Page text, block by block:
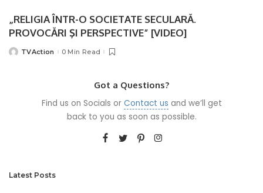
„RELIGIA ÎNTR-O SOCIETATE SECULARĂ.
PROVOCĂRI ŞI PERSPECTIVE” [VIDEO]
PostedTVAction 0 Min Read
Got a Questions?
Find us on Socials or Contact us and we’ll get
back to you as soon as possible.
Latest Posts